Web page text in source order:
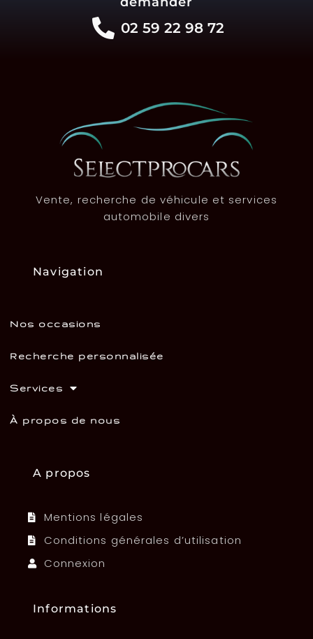
02 59 22 98 72
Vente, recherche de véhicule et services
automobile divers
Navigation
Nos occasions
Recherche personnalisée
Services
À propos de nous
A propos
Mentions légales
Conditions générales d’utilisation
Connexion
Informations